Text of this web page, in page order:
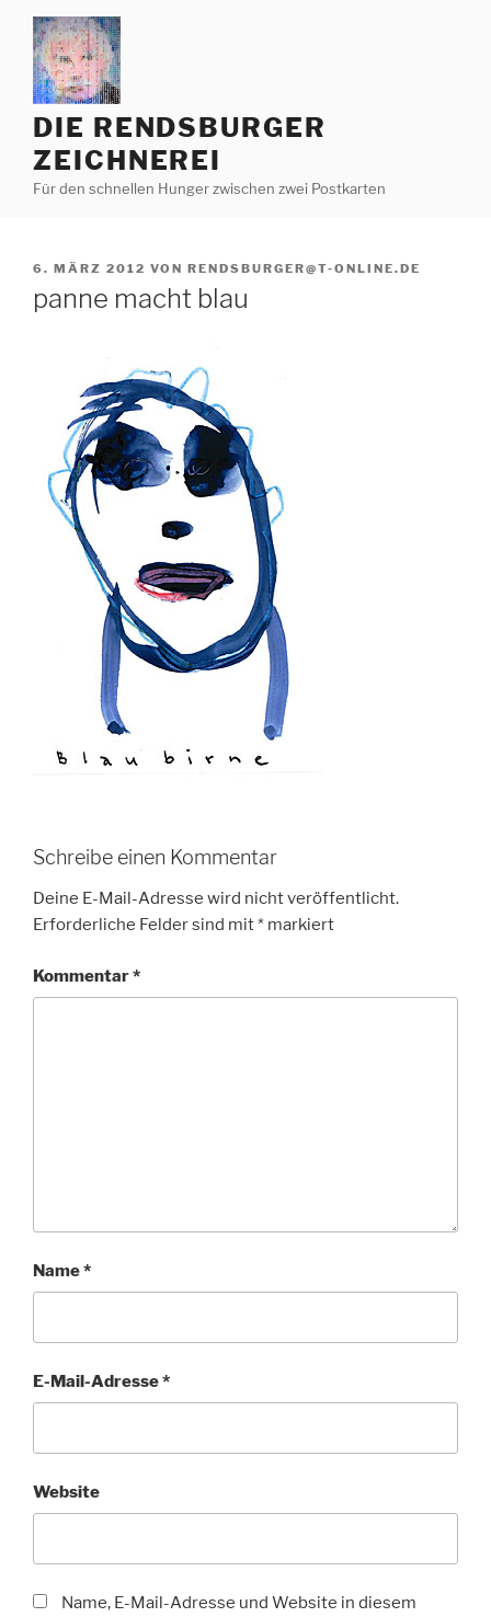
Zum
Inhalt
springen
DIE RENDSBURGER
ZEICHNEREI
Für den schnellen Hunger zwischen zwei Postkarten
VERÖFFENTLICHT
6. MÄRZ 2012 VON RENDSBURGER@T-ONLINE.DE
panne macht blau
Schreibe einen Kommentar
Deine E-Mail-Adresse wird nicht veröffentlicht.
Erforderliche Felder sind mit* markiert
Kommentar*
Name*
E-Mail-Adresse*
Website
Name, E-Mail-Adresse und Website in diesem